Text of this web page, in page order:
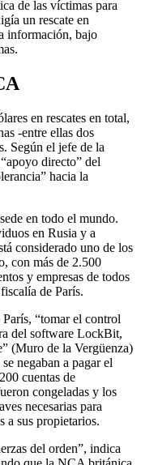
de las víctimas para
un rescate en
información, bajo
en rescates en total,
-entre ellas dos
Según el jefe de la
directo” del
hacia la
en todo el mundo.
en Rusia y a
considerado uno de los
con más de 2.500
y empresas de todos
de París.
“tomar el control
del software LockBit,
(Muro de la Vergüenza)
negaban a pagar el
cuentas de
congeladas y los
necesarias para
a sus propietarios.
del orden”, indica